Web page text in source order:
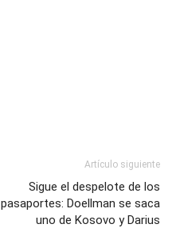
Artículo siguiente
Sigue el despelote de los
pasaportes: Doellman se saca
uno de Kosovo y Darius